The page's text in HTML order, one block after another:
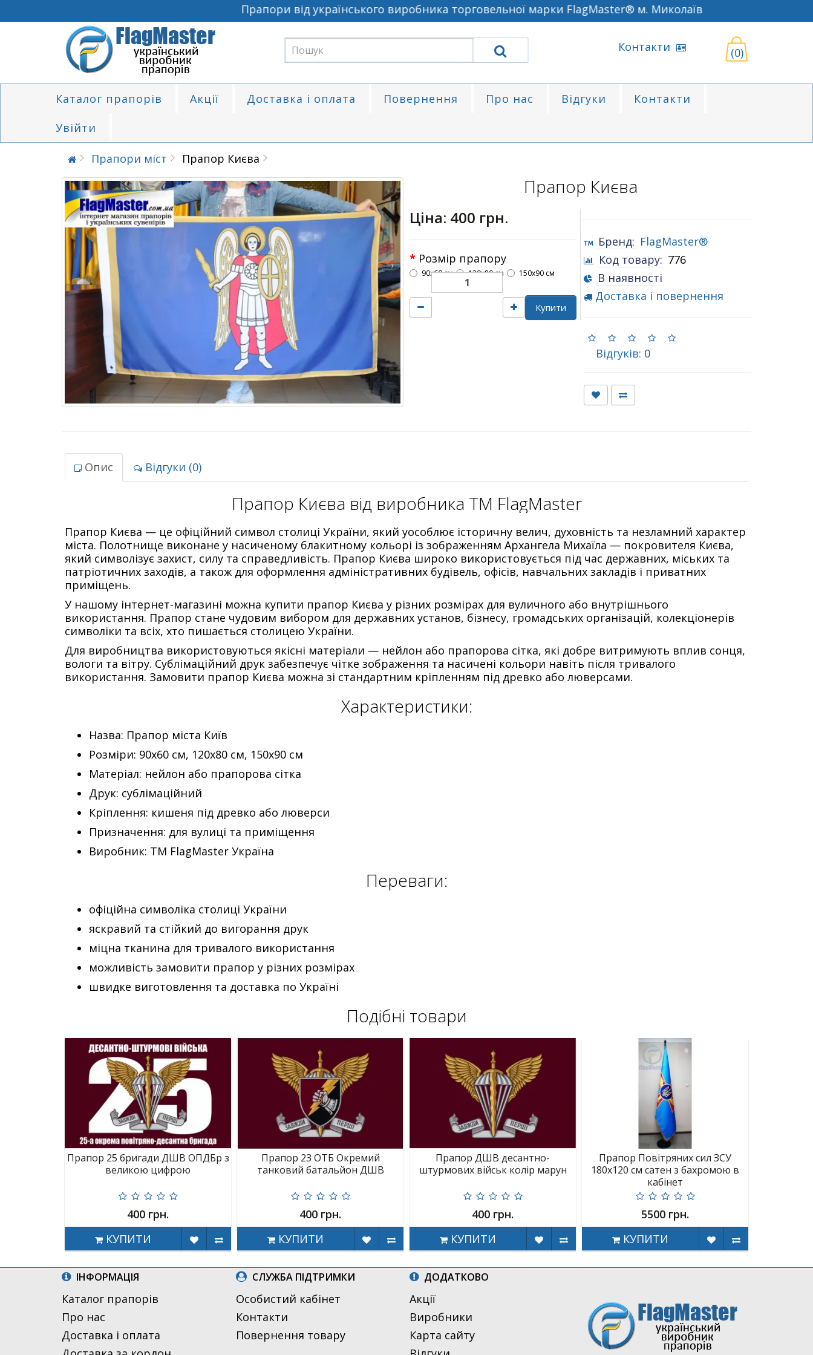
Прапори від українського виробника торговельної марки FlagMaster® м. Миколаїв
Контакти (0)
Каталог прапорів Акції Доставка і оплата Повернення Про нас Відгуки
Контакти
Увійти
Прапори міст Прапор Києва
Прапор Києва
Ціна: 400 грн.
Розмір прапору
90х60 см 120х80 см 150х90 см
Купити
Бренд: FlagMaster®
Код товару: 776
В наявності
Доставка і повернення
Відгуків: 0
Опис Відгуки (0)
Прапор Києва від виробника ТМ FlagMaster
Прапор Києва — це офіційний символ столиці України, який уособлює історичну велич, духовність та незламний характер
міста. Полотнище виконане у насиченому блакитному кольорі із зображенням Архангела Михаїла — покровителя Києва,
який символізує захист, силу та справедливість. Прапор Києва широко використовується під час державних, міських та
патріотичних заходів, а також для оформлення адміністративних будівель, офісів, навчальних закладів і приватних
приміщень.
У нашому інтернет-магазині можна купити прапор Києва у різних розмірах для вуличного або внутрішнього
використання. Прапор стане чудовим вибором для державних установ, бізнесу, громадських організацій, колекціонерів
символіки та всіх, хто пишається столицею України.
Для виробництва використовуються якісні матеріали — нейлон або прапорова сітка, які добре витримують вплив сонця,
вологи та вітру. Сублімаційний друк забезпечує чітке зображення та насичені кольори навіть після тривалого
використання. Замовити прапор Києва можна зі стандартним кріпленням під древко або люверсами.
Характеристики:
Назва: Прапор міста Київ
Розміри: 90х60 см, 120х80 см, 150х90 см
Матеріал: нейлон або прапорова сітка
Друк: сублімаційний
Кріплення: кишеня під древко або люверси
Призначення: для вулиці та приміщення
Виробник: ТМ FlagMaster Україна
Переваги:
офіційна символіка столиці України
яскравий та стійкий до вигорання друк
міцна тканина для тривалого використання
можливість замовити прапор у різних розмірах
швидке виготовлення та доставка по Україні
Подібні товари
Прапор 25 бригади ДШВ ОПДБр з
великою цифрою
400 грн.
КУПИТИ
Прапор 23 ОТБ Окремий
танковий батальйон ДШВ
400 грн.
КУПИТИ
Прапор ДШВ десантно-
штурмових військ колір марун
400 грн.
КУПИТИ
Прапор Повітряних сил ЗСУ
180х120 см сатен з бахромою в
кабінет
5500 грн.
КУПИТИ
ІНФОРМАЦІЯ
Каталог прапорів
Про нас
Доставка і оплата
СЛУЖБА ПІДТРИМКИ
Особистий кабінет
Контакти
Повернення товару
ДОДАТКОВО
Акції
Виробники
Карта сайту